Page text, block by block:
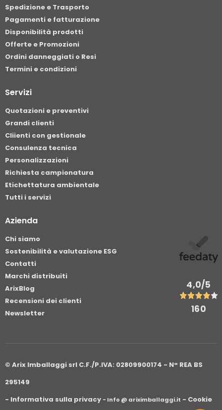
Spedizione e Trasporto
Pagamenti e fatturazione
Disponibilità prodotti
Offerte e Promozioni
Ordini danneggiati o Resi
Termini e condizioni
Servizi
Quotazioni e preventivi
Grandi clienti
Cliienti con gestionale
Consulenza tecnica
Personalizzazioni
Richiesta campionatura
Etichettatura ambientale
Tutti i servizi
Azienda
Chi siamo
Sostenibilità e valutazione ESG
Contatti
Marchi distribuiti
ArixBlog
Recensioni dei clienti
Newsletter
4,0/5
160
- Informativa sulla privacy - Info @ ariximballaggi.it - Cookie
© Arix Imballaggi srl C.F./P.IVA: 02809900174 - N° REA BS
295149